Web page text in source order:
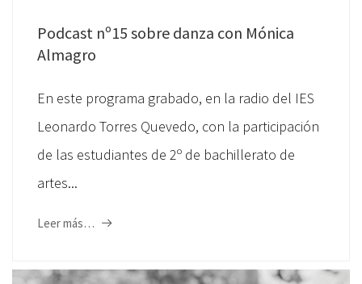
Podcast nº15 sobre danza con Mónica
Almagro
En este programa grabado, en la radio del IES
Leonardo Torres Quevedo, con la participación
de las estudiantes de 2º de bachillerato de
artes...
Leer más…